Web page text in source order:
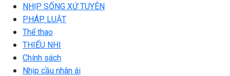
NHỊP SỐNG XỨ TUYÊN
PHÁP LUẬT
Thể thao
THIẾU NHI
Chính sách
Nhịp cầu nhân ái